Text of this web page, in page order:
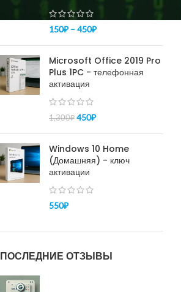
150₽ –450₽
Microsoft Office 2019 Pro
Plus 1PC - телефонная
активация
1,300₽ 450₽
Windows 10 Home
(Домашняя) - ключ
активации
550₽
ПОСЛЕДНИЕ ОТЗЫВЫ